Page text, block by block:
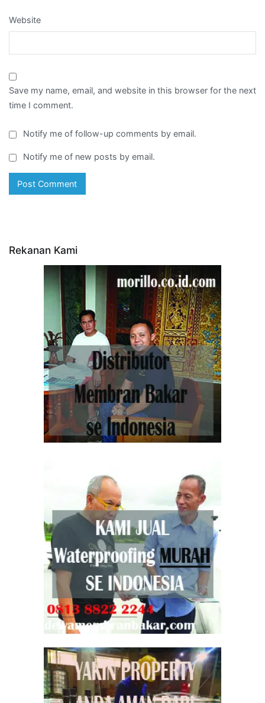
Website
Save my name, email, and website in this browser for the next
time I comment.
Notify me of follow-up comments by email.
Notify me of new posts by email.
Rekanan Kami